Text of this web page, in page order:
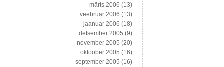
märts 2006 (13)
veebruar 2006 (13)
jaanuar 2006 (18)
detsember 2005 (9)
november 2005 (20)
oktoober 2005 (16)
september 2005 (16)